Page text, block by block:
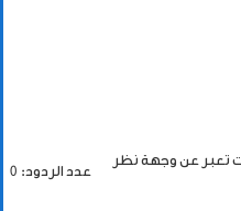
تعبر عن وجهة نظر
عدد الردود: 0